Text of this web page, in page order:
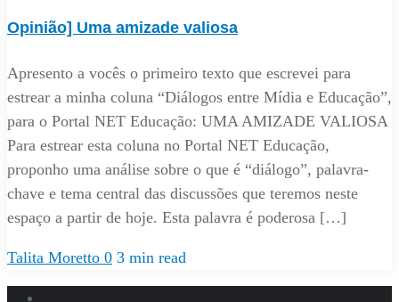
Opinião] Uma amizade valiosa
Apresento a vocês o primeiro texto que escrevei para
estrear a minha coluna “Diálogos entre Mídia e Educação”,
para o Portal NET Educação: UMA AMIZADE VALIOSA
Para estrear esta coluna no Portal NET Educação,
proponho uma análise sobre o que é “diálogo”, palavra-
chave e tema central das discussões que teremos neste
espaço a partir de hoje. Esta palavra é poderosa […]
Talita Moretto 0 3 min read